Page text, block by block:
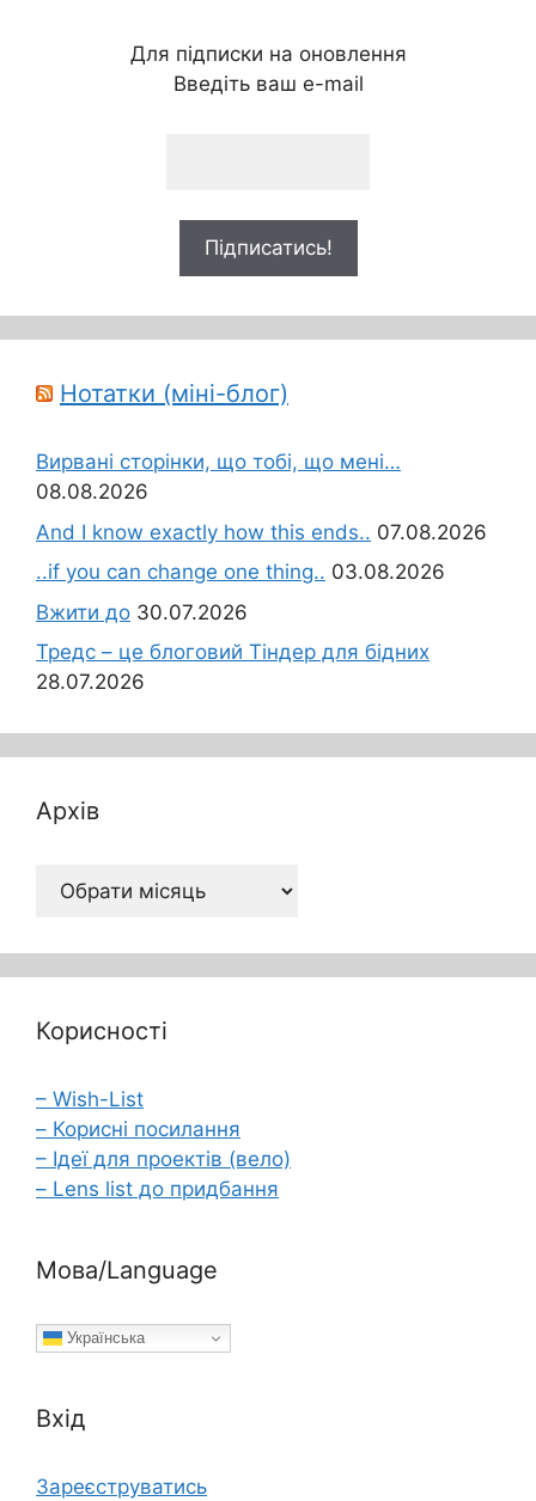
Для підписки на оновлення
Введіть ваш e-mail
Нотатки (міні-блог)
Вирвані сторінки, що тобі, що мені…
08.08.2026
And I know exactly how this ends.. 07.08.2026
..if you can change one thing.. 03.08.2026
Вжити до 30.07.2026
Тредс – це блоговий Тіндер для бідних
28.07.2026
Архів
Архів
Корисності
– Wish-List
– Корисні посилання
– Ідеї для проектів (вело)
– Lens list до придбання
Мова/Language
Українська
Вхід
Зареєструватись